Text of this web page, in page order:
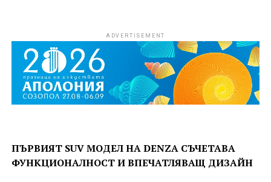
ADVERTISEMENT
ПЪРВИЯТ SUV МОДЕЛ НА DENZA СЪЧЕТАВА
ФУНКЦИОНАЛНОСТ И ВПЕЧАТЛЯВАЩ ДИЗАЙН